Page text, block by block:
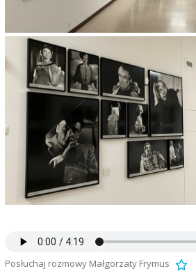
Posłuchaj rozmowy Małgorzaty Frymus